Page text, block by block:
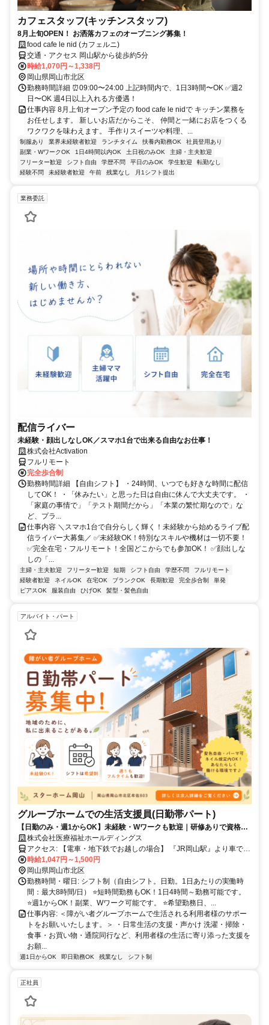
カフェスタッフ(キッチンスタッフ)
8月上旬OPEN！ お洒落カフェのオープニング募集！
food cafe le nid (カフェルニ)
交通・アクセス 岡山駅から徒歩約5分
時給1,070円～1,338円
岡山県岡山市北区
勤務時間詳細 ⏰09:00〜24:00 上記時間内で、1日3時間〜OK ✅週2
日〜OK 週4日以上入れる方優遇！
仕事内容 8月上旬オープン予定の food cafe le nidで キッチン業務を
お任せします。 新しいお店だからこそ、 仲間と一緒にお店をつくる
ワクワクを味わえます。 手作りスイーツや料理、...
制服あり 業界未経験者歓迎 ランチタイム 扶養内勤務OK
社員登用あり
副業・WワークOK
1日4時間以内OK 土日祝のみOK
主婦・主夫歓迎
フリーター歓迎
シフト自由 学歴不問 平日のみOK 学生歓迎
転勤なし
経験不問
未経験者歓迎 午前 残業なし 月1シフト提出
業務委託
配信ライバー
未経験・顔出しなしOK／スマホ1台で出来る自由なお仕事！
株式会社Activation
フルリモート
完全歩合制
勤務時間詳細 【自由シフト】 ・24時間、いつでも好きな時間に配信
してOK！ ・「休みたい」と思った日は自由に休んで大丈夫です。 ・
「家庭の事情で」「テスト期間だから」「本業の繁忙期なので」な
ど、プラ...
仕事内容 ＼スマホ1台で自分らしく輝く！未経験から始めるライブ配
信ライバー大募集／ ✅未経験OK！特別なスキルや機材は一切不要！
✅完全在宅・フルリモート！全国どこからでも参加OK！ ✅顔出しな
しの「...
主婦・主夫歓迎 フリーター歓迎 短期 シフト自由 学歴不問
フルリモート
経験者歓迎
ネイルOK 在宅OK ブランクOK 長期歓迎 完全歩合制
単発
ピアスOK
服装自由 ひげOK 髪型・髪色自由
アルバイト・パート
グループホームでの生活支援員(日勤帯パート)
【日勤のみ・週1からOK】未経験・Wワークも歓迎｜研修ありで資格無
しでも安心スタート｜生活のお手伝いスタッフ
株式会社医療福祉ホールディングス
アクセス: 【電車・地下鉄でお越しの場合】 『JR岡山駅』より車で20
分。JR津山線『玉柏駅』より徒歩27分 【バスでお越しの場合】 宇野
バス『牟佐上』より徒歩4分 【車でお越しの場合】 『赤磐市役所』よ
り車で10分 『岡山市役所』より車で20分 山陽自動車道『岡山IC』
より車で27分
時給1,047円～1,500円
岡山県岡山市北区
勤務時間・曜日: シフト制（自由シフト。日勤。1日あたりの実働時
間：最大8時間/日） ⭐️短時間勤務もOK！1日4時間～勤務可能です。
⭐️週1からOK！副業、Wワーク可能です。 ⭐️希望勤務日、...
仕事内容: ＜障がい者グループホームで生活される利用者様のサポー
トをお願いいたします。＞ ・日常生活の支援・声かけ 洗濯・掃除・
食事・お買い物・通院同行など、利用者様の生活に寄り添った支援を
お願...
週1日からOK 即日勤務OK 残業なし シフト制
正社員